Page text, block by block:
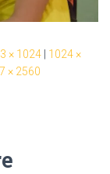
× 1024
1024 ×
× 2560